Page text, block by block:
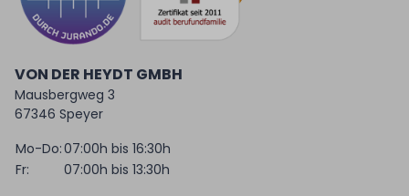
VON DER HEYDT GMBH
Mausbergweg 3
67346 Speyer
Mo-Do:07:00h bis 16:30h
Fr:
07:00h bis 13:30h